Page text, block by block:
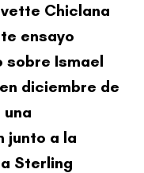
Chiclana
ensayo
Ismael
diciembre de
una
junto a la
Sterling